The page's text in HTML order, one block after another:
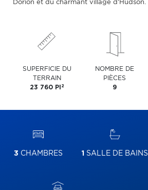
Dorion et du charmant village d'Hudson.
SUPERFICIE DU
TERRAIN
23 760 PI 2
NOMBRE DE
PIÈCES
9
3 CHAMBRES 1 SALLE DE BAINS